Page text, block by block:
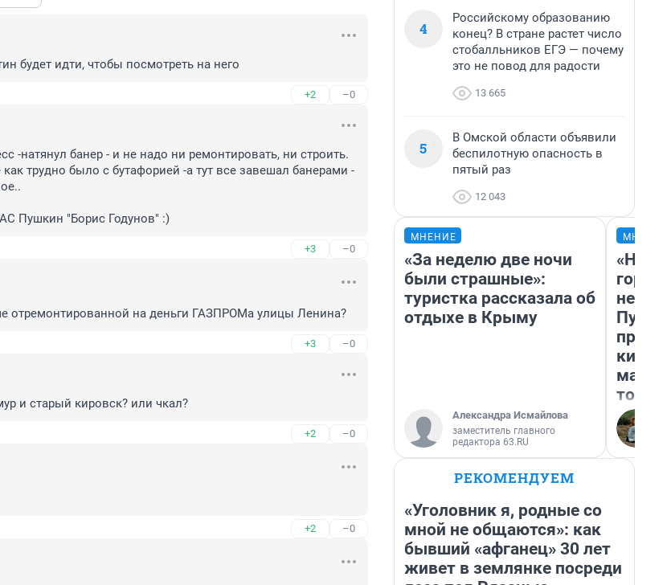
будет идти, чтобы посмотреть на него
+2 –0
-натянул банер - и не надо ни ремонтировать, ни строить.
трудно было с бутафорией -а тут все завешал банерами -
Пушкин "Борис Годунов" :)
+3 –0
отремонтированной на деньги ГАЗПРОМа улицы Ленина?
+3 –0
и старый кировск? или чкал?
+2 –0
+2 –0
4
Российскому образованию
конец? В стране растет число
стобалльников ЕГЭ — почему
это не повод для радости
13 665
5
В Омской области объявили
беспилотную опасность в
пятый раз
12 043
МНЕНИЕ
«За неделю две ночи
были страшные»:
туристка рассказала об
отдыхе в Крыму
Александра Исмайлова
заместитель главного
редактора 63.RU
«Нет
того
РЕКОМЕНДУЕМ
«Уголовник я, родные со
мной не общаются»: как
бывший «афганец» 30 лет
живет в землянке посреди